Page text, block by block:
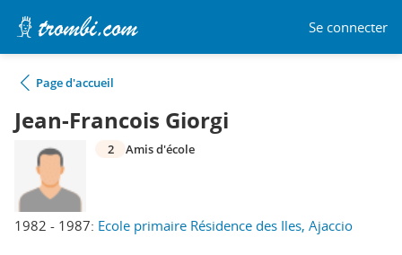
Se connecter
Page d'accueil
Jean-Francois Giorgi
1982 - 1987: Ecole primaire Résidence des Iles, Ajaccio
2 Amis d'école